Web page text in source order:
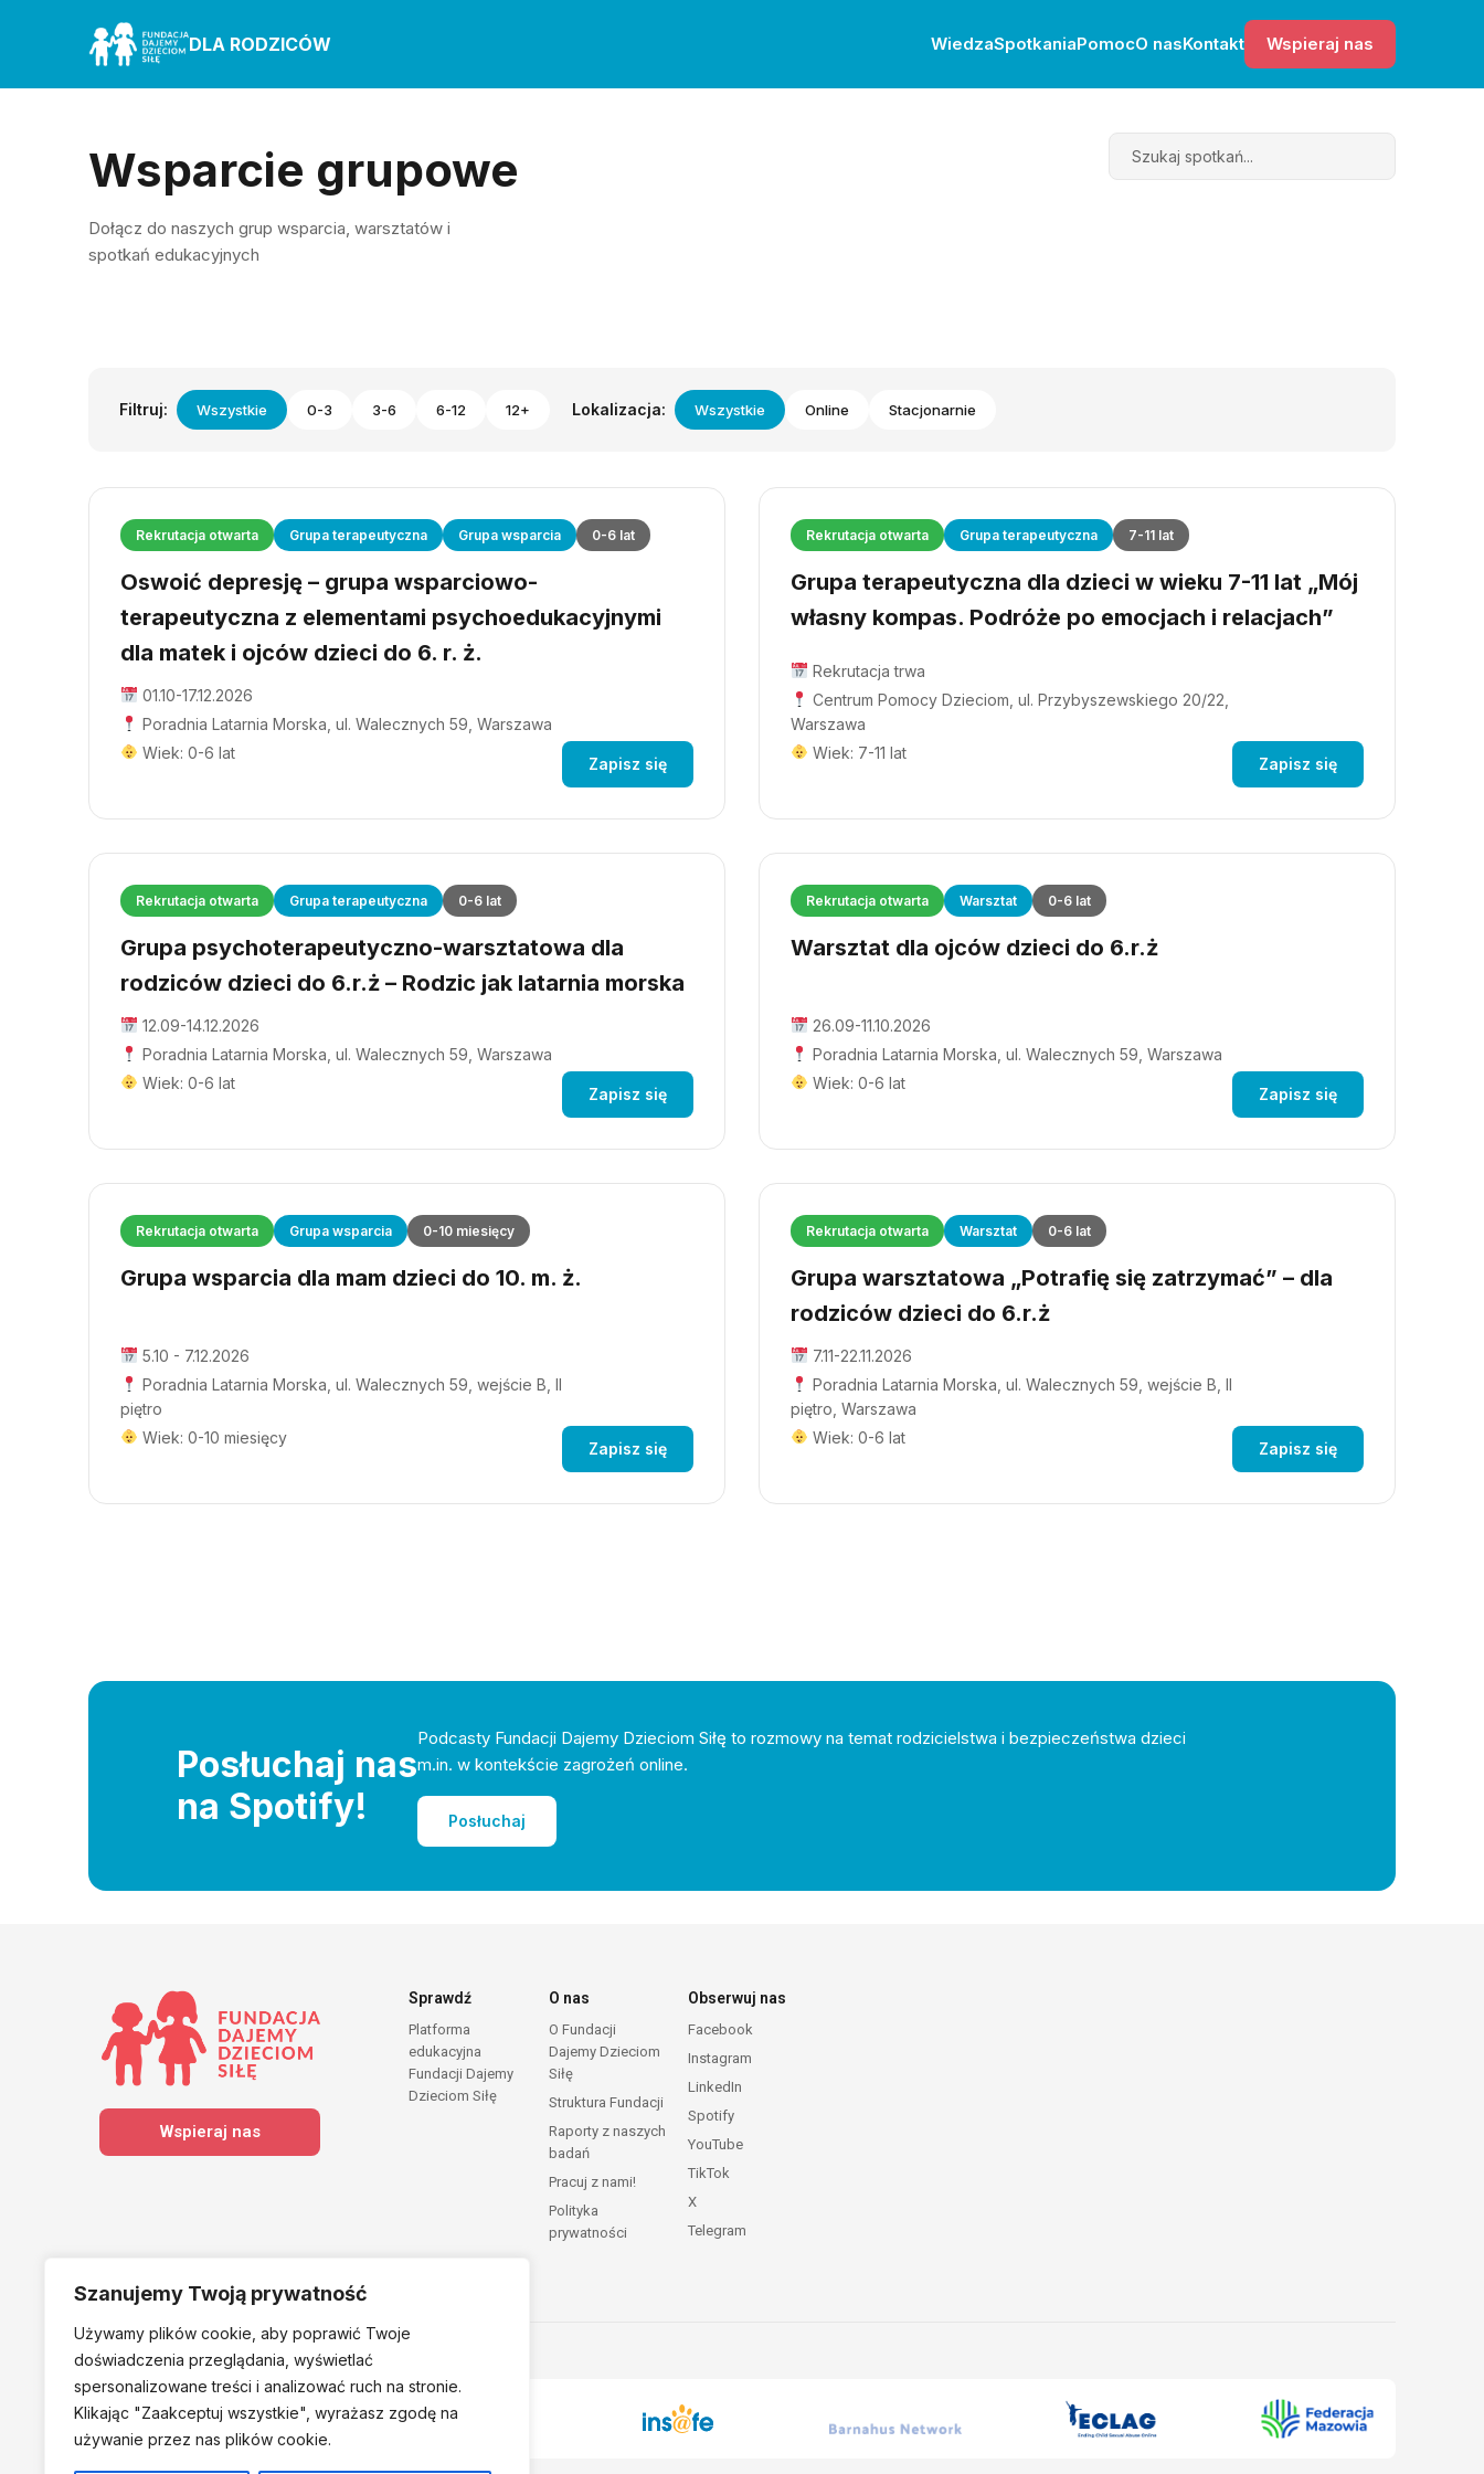
Szanujemy Twoją prywatność
Używamy plików cookie, aby poprawić Twoje
doświadczenia przeglądania, wyświetlać
spersonalizowane treści i analizować ruch na stronie.
Klikając "Zaakceptuj wszystkie", wyrażasz zgodę na
używanie przez nas plików cookie.
DLA RODZICÓW WiedzaSpotkaniaPomocO nasKontakt Wspieraj nas
Wsparcie grupowe
Dołącz do naszych grup wsparcia, warsztatów i
spotkań edukacyjnych
Search
Filtruj: Wszystkie 0-3 3-6 6-12 12+ Lokalizacja: Wszystkie Online Stacjonarnie
Rekrutacja otwarta Grupa terapeutyczna Grupa wsparcia 0-6 lat
Oswoić depresję – grupa wsparciowo-
terapeutyczna z elementami psychoedukacyjnymi
dla matek i ojców dzieci do 6. r. ż.
01.10-17.12.2026
Poradnia Latarnia Morska, ul. Walecznych 59, Warszawa
Wiek: 0-6 lat
Zapisz się
Rekrutacja otwarta Grupa terapeutyczna 7-11 lat
Grupa terapeutyczna dla dzieci w wieku 7-11 lat „Mój
własny kompas. Podróże po emocjach i relacjach”
Rekrutacja trwa
Centrum Pomocy Dzieciom, ul. Przybyszewskiego 20/22,
Warszawa
Wiek: 7-11 lat
Zapisz się
Rekrutacja otwarta Grupa terapeutyczna 0-6 lat
Grupa psychoterapeutyczno-warsztatowa dla
rodziców dzieci do 6.r.ż – Rodzic jak latarnia morska
12.09-14.12.2026
Poradnia Latarnia Morska, ul. Walecznych 59, Warszawa
Wiek: 0-6 lat
Zapisz się
Rekrutacja otwarta Warsztat 0-6 lat
Warsztat dla ojców dzieci do 6.r.ż
26.09-11.10.2026
Poradnia Latarnia Morska, ul. Walecznych 59, Warszawa
Wiek: 0-6 lat
Zapisz się
Rekrutacja otwarta Grupa wsparcia 0-10 miesięcy
Grupa wsparcia dla mam dzieci do 10. m. ż.
5.10 - 7.12.2026
Poradnia Latarnia Morska, ul. Walecznych 59, wejście B, II
piętro
Wiek: 0-10 miesięcy
Zapisz się
Rekrutacja otwarta Warsztat 0-6 lat
Grupa warsztatowa „Potrafię się zatrzymać” – dla
rodziców dzieci do 6.r.ż
7.11-22.11.2026
Poradnia Latarnia Morska, ul. Walecznych 59, wejście B, II
piętro, Warszawa
Wiek: 0-6 lat
Zapisz się
Posłuchaj nas
na Spotify!
Podcasty Fundacji Dajemy Dzieciom Siłę to rozmowy na temat rodzicielstwa i bezpieczeństwa dzieci
m.in. w kontekście zagrożeń online.
Posłuchaj
Wspieraj nas
Sprawdź
Platforma
edukacyjna
Fundacji Dajemy
Dzieciom Siłę
O nas
O Fundacji
Dajemy Dzieciom
Siłę
Struktura Fundacji
Raporty z naszych
badań
Pracuj z nami!
Polityka
prywatności
Obserwuj nas
Facebook
Instagram
LinkedIn
Spotify
YouTube
TikTok
X
Telegram
Należymy do